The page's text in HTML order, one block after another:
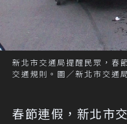
新北市交通局提醒民眾，春
交通規則。圖／新北市交通
春節連假，新北市